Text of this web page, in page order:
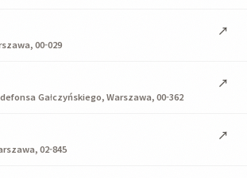
00-029
↗
Gałczyńskiego, Warszawa, 00-362
↗
02-845
↗